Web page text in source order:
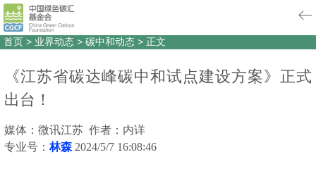
首页 > 业界动态 > 碳中和动态 > 正文
《江苏省碳达峰碳中和试点建设方案》正式
出台！
媒体：微讯江苏 作者：内详
专业号：林森 2024/5/7 16:08:46